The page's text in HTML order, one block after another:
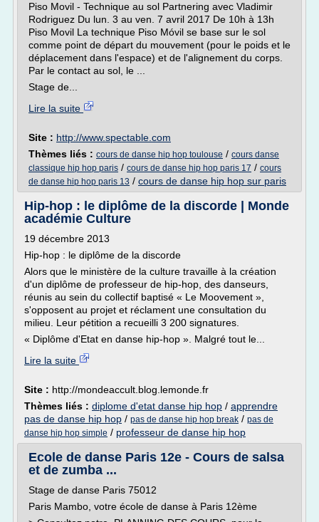
Piso Movil - Technique au sol Partnering avec Vladimir
Rodriguez Du lun. 3 au ven. 7 avril 2017 De 10h à 13h
Piso Movil La technique Piso Móvil se base sur le sol
comme point de départ du mouvement (pour le poids et le
déplacement dans l'espace) et de l'alignement du corps.
Par le contact au sol, le ...
Stage de...
Lire la suite
Site : http://www.spectable.com
Thèmes liés : cours de danse hip hop toulouse / cours danse
classique hip hop paris / cours de danse hip hop paris 17 / cours
de danse hip hop paris 13 / cours de danse hip hop sur paris
Hip-hop : le diplôme de la discorde | Monde
académie Culture
19 décembre 2013
Hip-hop : le diplôme de la discorde
Alors que le ministère de la culture travaille à la création
d'un diplôme de professeur de hip-hop, des danseurs,
réunis au sein du collectif baptisé « Le Moovement »,
s'opposent au projet et réclament une consultation du
milieu. Leur pétition a recueilli 3 200 signatures.
« Diplôme d'Etat en danse hip-hop ». Malgré tout le...
Lire la suite
Site : http://mondeaccult.blog.lemonde.fr
Thèmes liés : diplome d'etat danse hip hop / apprendre
pas de danse hip hop / pas de danse hip hop break / pas de
danse hip hop simple / professeur de danse hip hop
Ecole de danse Paris 12e - Cours de salsa
et de zumba ...
Stage de danse Paris 75012
Paris Mambo, votre école de danse à Paris 12ème